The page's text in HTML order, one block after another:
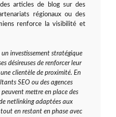
articles de blog sur des
régionaux ou des
renforce la visibilité et
investissement stratégique
désireuses de renforcer leur
clientèle de proximité. En
SEO ou des agences
peuvent mettre en place des
netlinking adaptées aux
en restant en phase avec